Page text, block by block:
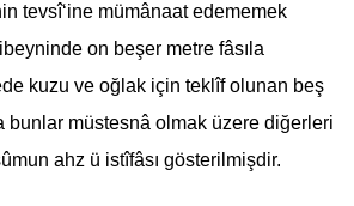
tevsî‘ine mümânaat edememek
on beşer metre fâsıla
kuzu ve oğlak için teklîf olunan beş
bunlar müstesnâ olmak üzere diğerleri
ahz ü istîfâsı gösterilmişdir.